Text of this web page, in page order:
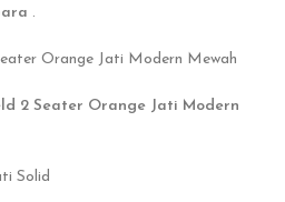
.
2 Seater Orange Jati Modern
Solid